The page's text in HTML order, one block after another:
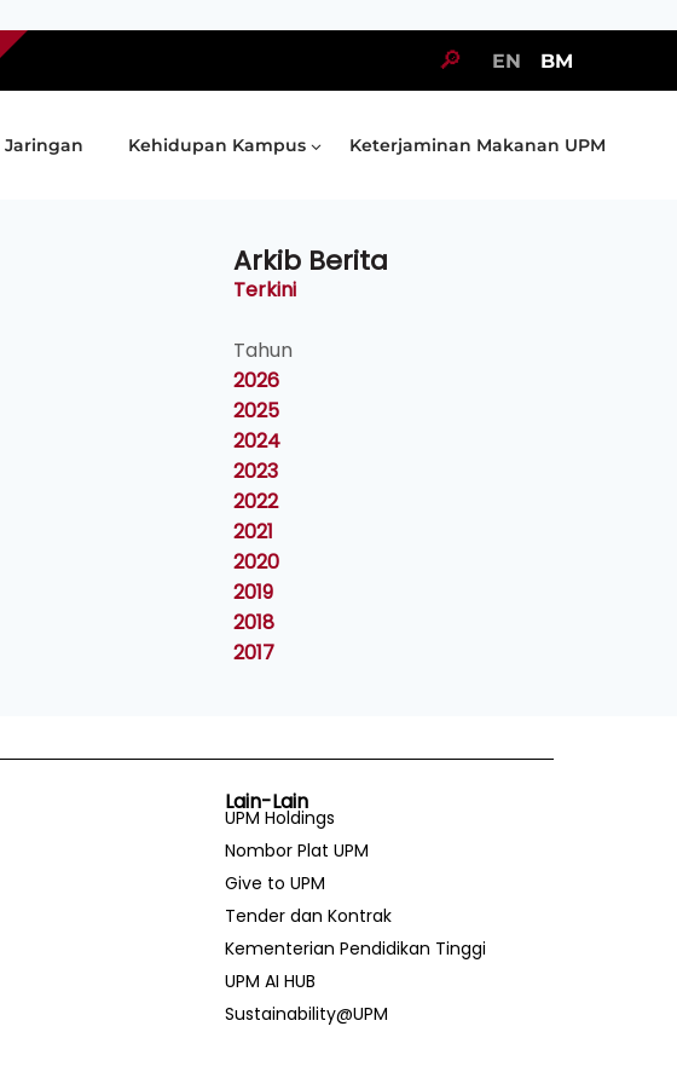
🔎 EN BM
Jaringan Kehidupan Kampus Keterjaminan Makanan UPM
Arkib Berita
Terkini
Tahun
2026
2025
2024
2023
2022
2021
2020
2019
2018
2017
Lain-Lain
UPM Holdings
Nombor Plat UPM
Give to UPM
Tender dan Kontrak
Kementerian Pendidikan Tinggi
UPM AI HUB
Sustainability@UPM